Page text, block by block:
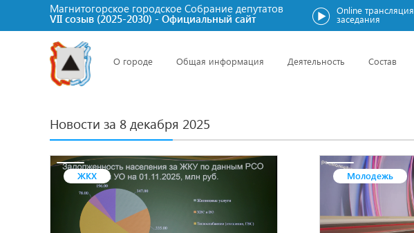
Магнитогорское городское Cобрание депутатов
VII созыв (2025-2030) - Официальный сайт
Online трансляция
заседания
О городе Общая информация Деятельность Состав
Новости за 8 декабря 2025
ЖКХ Молодежь